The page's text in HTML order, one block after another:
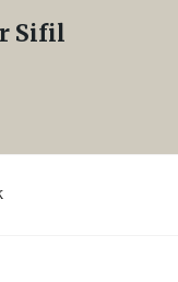
Sifil